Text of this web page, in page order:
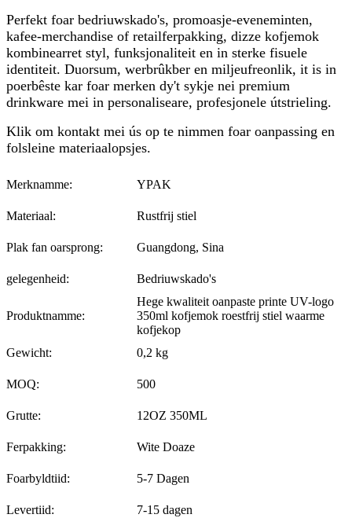
Perfekt foar bedriuwskado's, promoasje-eveneminten,
kafee-merchandise of retailferpakking, dizze kofjemok
kombinearret styl, funksjonaliteit en in sterke fisuele
identiteit. Duorsum, werbrûkber en miljeufreonlik, it is in
poerbêste kar foar merken dy't sykje nei premium
drinkware mei in personaliseare, profesjonele útstrieling.
Klik om kontakt mei ús op te nimmen foar oanpassing en
folsleine materiaalopsjes.
Merknamme: YPAK
Materiaal: Rustfrij stiel
Plak fan oarsprong: Guangdong, Sina
gelegenheid: Bedriuwskado's
Produktnamme:
Hege kwaliteit oanpaste printe UV-logo
350ml kofjemok roestfrij stiel waarme
kofjekop
Gewicht:
0,2 kg
MOQ: 500
Grutte: 12OZ 350ML
Ferpakking: Wite Doaze
Foarbyldtiid: 5-7 Dagen
Levertiid: 7-15 dagen